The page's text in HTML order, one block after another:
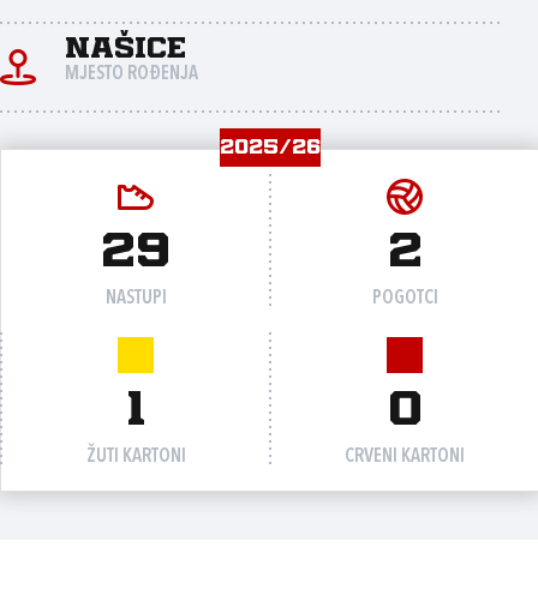
Našice
MJESTO ROĐENJA
2025/26
29
NASTUPI
2
POGOTCI
1
ŽUTI KARTONI
0
CRVENI KARTONI